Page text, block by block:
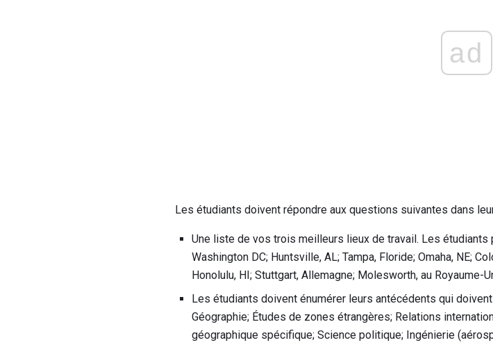
ad
Les étudiants doivent répondre aux questions suivantes dans
Une liste de vos trois meilleurs lieux de travail. Les
Washington DC; Huntsville, AL; Tampa, Floride; Omaha, NE;
Honolulu, HI; Stuttgart, Allemagne; Molesworth, au Royaume-
Les étudiants doivent énumérer leurs antécédents qui
Géographie; Études de zones étrangères; Relations
géographique spécifique; Science politique; Ingénierie